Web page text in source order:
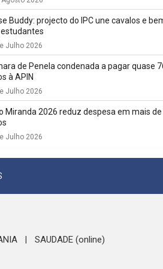
Buddy: projecto do IPC une cavalos e
Julho 2026
de Penela condenada a pagar quase
à APIN
Julho 2026
Miranda 2026 reduz despesa em mais de
Julho 2026
SAUDADE (online)